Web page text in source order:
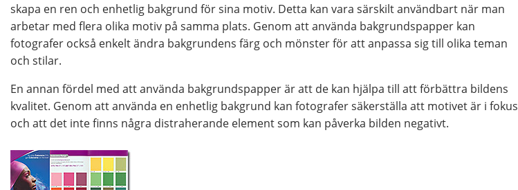
skapa en ren och enhetlig bakgrund för sina motiv. Detta kan vara särskilt användbart när man
arbetar med flera olika motiv på samma plats. Genom att använda bakgrundspapper kan
fotografer också enkelt ändra bakgrundens färg och mönster för att anpassa sig till olika teman
och stilar.
En annan fördel med att använda bakgrundspapper är att de kan hjälpa till att förbättra bildens
kvalitet. Genom att använda en enhetlig bakgrund kan fotografer säkerställa att motivet är i fokus
och att det inte finns några distraherande element som kan påverka bilden negativt.